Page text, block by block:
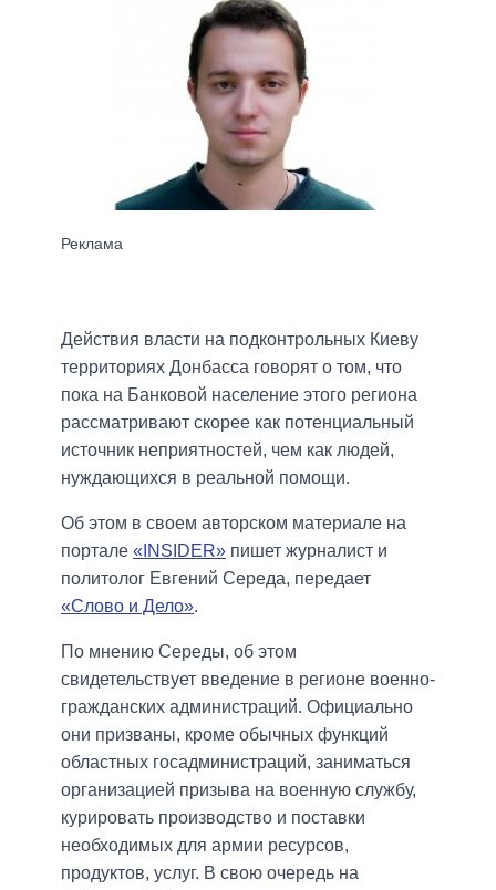
Действия власти на подконтрольных Киеву
территориях Донбасса говорят о том, что
пока на Банковой население этого региона
рассматривают скорее как потенциальный
источник неприятностей, чем как людей,
нуждающихся в реальной помощи.
Об этом в своем авторском материале на
портале «INSIDER» пишет журналист и
политолог Евгений Середа, передает
«Слово и Дело».
По мнению Середы, об этом
свидетельствует введение в регионе военно-
гражданских администраций. Официально
они призваны, кроме обычных функций
областных госадминистраций, заниматься
организацией призыва на военную службу,
курировать производство и поставки
необходимых для армии ресурсов,
продуктов, услуг. В свою очередь на